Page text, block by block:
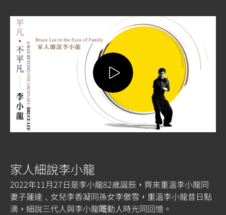
家人細說李小龍
2022年11月27日是李小龍82歲誕辰，齊來重溫李小龍同
妻子蓮達﹑女兒李香凝同孫女李傲雪，重溫李小龍昔日點
滴，細說三代人與李小龍嘅動人時光同回憶。